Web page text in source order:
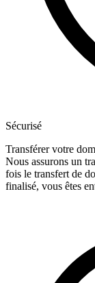
Sécurisé
Transférer votre
Nous assurons un
fois le transfert de
finalisé, vous êtes